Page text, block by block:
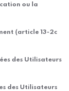
ou la
(article 13-2c
des Utilisateurs
des Utilisateurs